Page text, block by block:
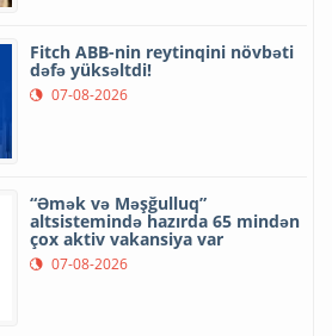
Fitch ABB-nin reytinqini növbəti
dəfə yüksəltdi!
07-08-2026
“Əmək və Məşğulluq”
altsistemində hazırda 65 mindən
çox aktiv vakansiya var
07-08-2026